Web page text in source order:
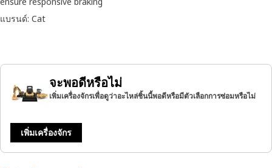
แบรนด์: Cat
จะพอดีหรือไม่
เพิ่มเครื่องจักรเพื่อดูว่าอะไหล่ชิ้นนี้พอดีหรือมีตัวเลือกการซ่อมหรือไม่
เพิ่มเครื่องจักร